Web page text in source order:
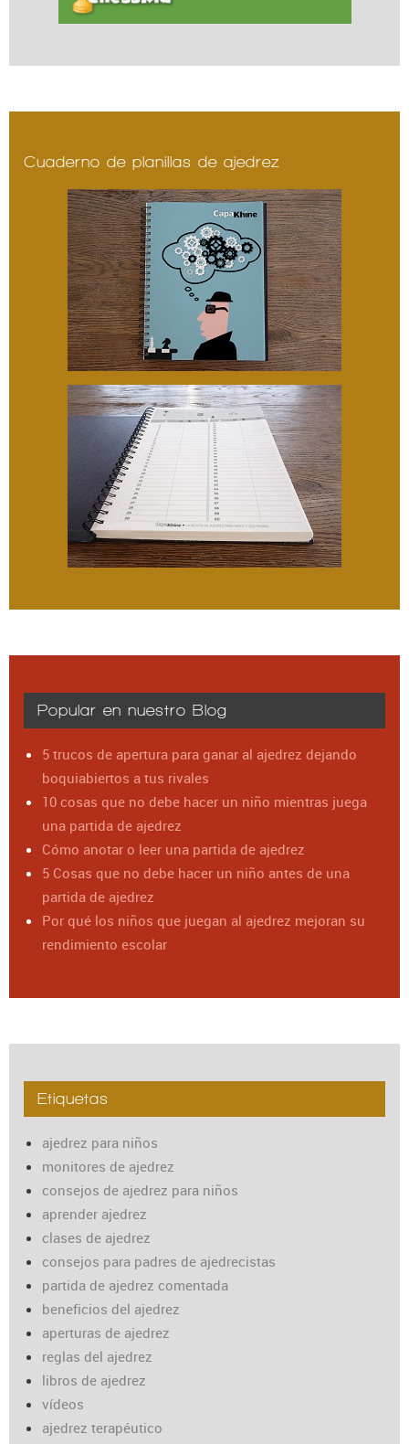
Cuaderno de planillas de ajedrez
Popular en nuestro Blog
5 trucos de apertura para ganar al ajedrez dejando
boquiabiertos a tus rivales
10 cosas que no debe hacer un niño mientras juega
una partida de ajedrez
Cómo anotar o leer una partida de ajedrez
5 Cosas que no debe hacer un niño antes de una
partida de ajedrez
Por qué los niños que juegan al ajedrez mejoran su
rendimiento escolar
Etiquetas
ajedrez para niños
monitores de ajedrez
consejos de ajedrez para niños
aprender ajedrez
clases de ajedrez
consejos para padres de ajedrecistas
partida de ajedrez comentada
beneficios del ajedrez
aperturas de ajedrez
reglas del ajedrez
libros de ajedrez
vídeos
ajedrez terapéutico